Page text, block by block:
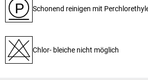
P Schonend reinigen mit
Chlor- bleiche nicht möglich